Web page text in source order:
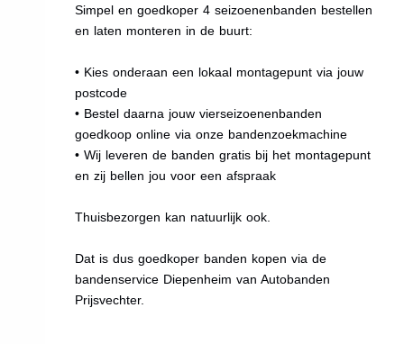
Simpel en goedkoper 4 seizoenenbanden bestellen
en laten monteren in de buurt:
• Kies onderaan een lokaal montagepunt via jouw
postcode
• Bestel daarna jouw vierseizoenenbanden
goedkoop online via onze bandenzoekmachine
• Wij leveren de banden gratis bij het montagepunt
en zij bellen jou voor een afspraak
Thuisbezorgen kan natuurlijk ook.
Dat is dus goedkoper banden kopen via de
bandenservice Diepenheim van Autobanden
Prijsvechter.